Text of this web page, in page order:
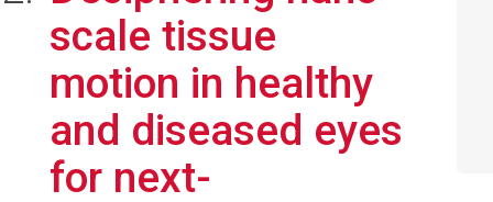
scale tissue
motion in healthy
and diseased eyes
for next-